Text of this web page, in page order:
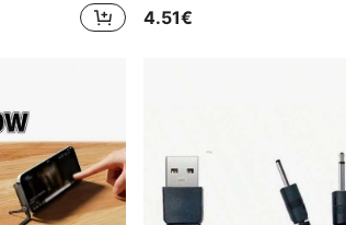
4.51€